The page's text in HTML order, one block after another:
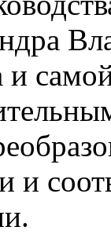
и
и